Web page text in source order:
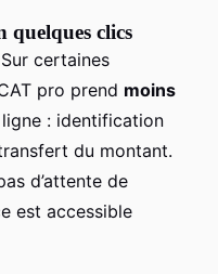
quelques clics
certaines
pro prend moins
: identification
du montant.
d’attente de
est accessible